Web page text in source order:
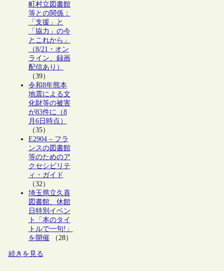
町村立図書館
等との関係：
「支援」と
「協力」の今
とこれから」
（8/21・オン
ライン、録画
配信あり）
（39）
令和8年熊本
地震による文
化財等の被害
が83件に（8
月6日時点）
（35）
E2904 – フラ
ンスの図書館
等のためのア
クセシビリテ
ィ・ガイド
（32）
埼玉県立久喜
図書館、休館
日特別イベン
ト「本のタイ
トルで一句!」
を開催（28）
続きを見る